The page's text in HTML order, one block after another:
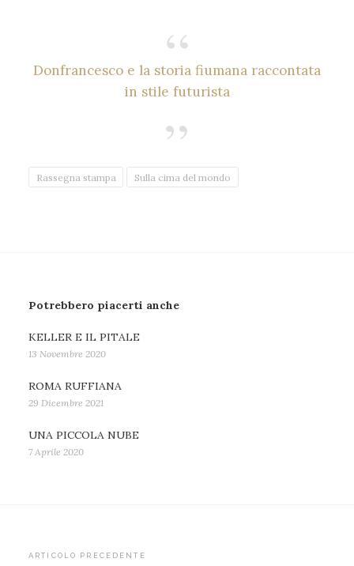
Donfrancesco e la storia fiumana raccontata
in stile futurista
Rassegna stampa Sulla cima del mondo
Potrebbero piacerti anche
KELLER E IL PITALE
13 Novembre 2020
ROMA RUFFIANA
29 Dicembre 2021
UNA PICCOLA NUBE
7 Aprile 2020
Navigazione
ARTICOLO PRECEDENTE